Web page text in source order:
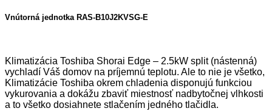
Vnútorná jednotka RAS-B10J2KVSG-E
Klimatizácia Toshiba Shorai Edge – 2.5kW split (nástenná)
vychladí Váš domov na príjemnú teplotu. Ale to nie je všetko,
Klimatizácie Toshiba okrem chladenia disponujú funkciou
vykurovania a dokážu zbaviť miestnosť nadbytočnej vlhkosti
a to všetko dosiahnete stlačením jedného tlačidla.